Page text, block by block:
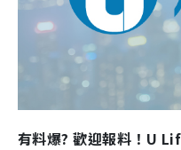
有料爆? 歡迎報料！U